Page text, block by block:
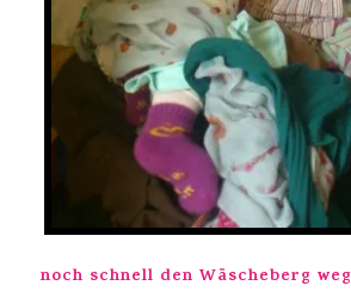
noch schnell den Wäscheberg